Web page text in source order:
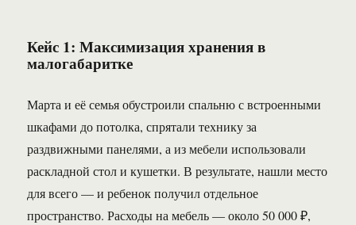
Кейс 1: Максимизация хранения в
малогабаритке
Марта и её семья обустроили спальню с встроенными
шкафами до потолка, спрятали технику за
раздвижными панелями, а из мебели использовали
раскладной стол и кушетки. В результате, нашли место
для всего — и ребенок получил отдельное
пространство. Расходы на мебель — около 50 000 ₽,